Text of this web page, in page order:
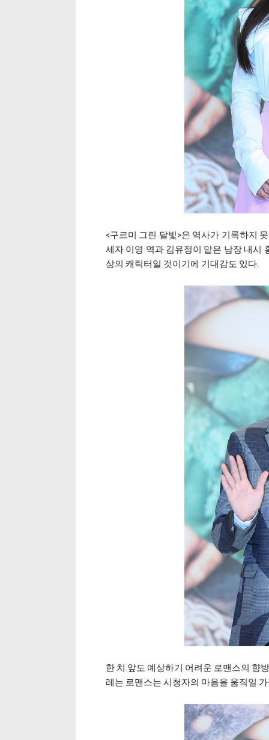
<구르미 그린 달빛>은 역사가 기록하지
세자 이영 역과 김유정이 맡은 남장 내시
상의 캐릭터일 것이기에 기대감도 있다.
한 치 앞도 예상하기 어려운 로맨스의 향
레는 로맨스는 시청자의 마음을 움직일